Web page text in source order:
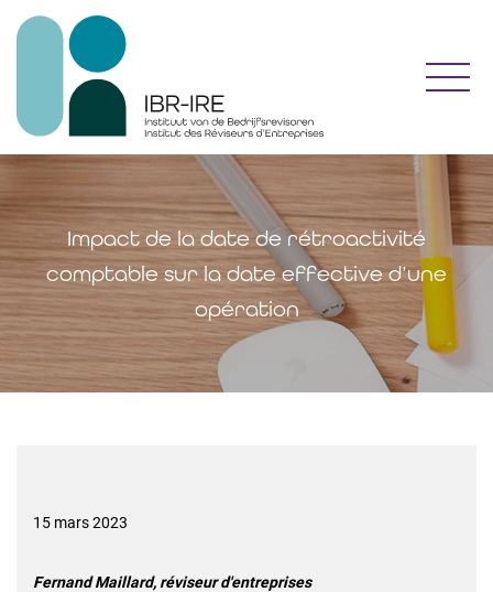
Impact de la date de rétroactivité
comptable sur la date effective d’une
opération
15 mars 2023
Fernand Maillard, réviseur d'entreprises